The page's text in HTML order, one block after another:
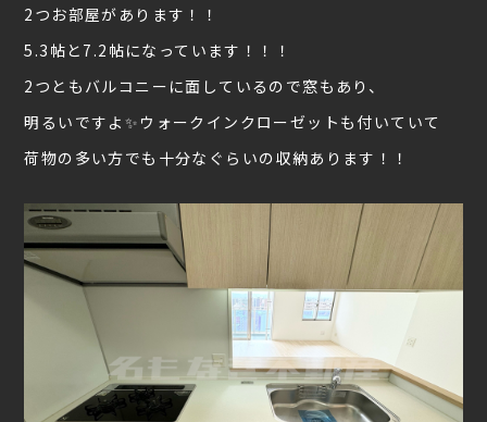
2つお部屋があります！！
5.3帖と7.2帖になっています！！！
2つともバルコニーに面しているので窓もあり、
明るいですよ✨ウォークインクローゼットも付いていて
荷物の多い方でも十分なぐらいの収納あります！！